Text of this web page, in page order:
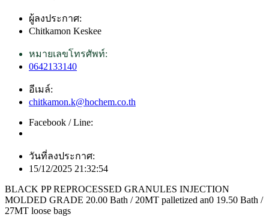
ผู้ลงประกาศ:
Chitkamon Keskee
หมายเลขโทรศัพท์:
0642133140
อีเมล์:
chitkamon.k@hochem.co.th
Facebook / Line:
วันที่ลงประกาศ:
15/12/2025 21:32:54
BLACK PP REPROCESSED GRANULES INJECTION
MOLDED GRADE 20.00 Bath / 20MT palletized an0 19.50 Bath /
27MT loose bags